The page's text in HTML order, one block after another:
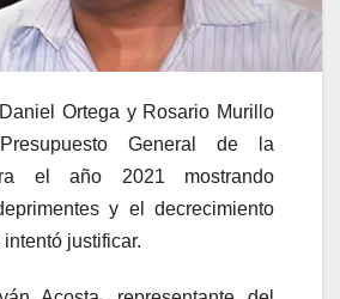
Ortega y Rosario Murillo
General de la
el año 2021 mostrando
y el decrecimiento
justificar.